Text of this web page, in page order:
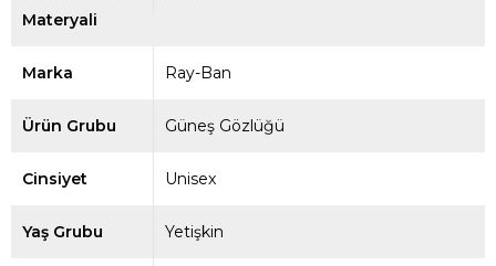
Materyali
Marka Ray-Ban
Ürün Grubu Güneş Gözlüğü
Cinsiyet Unisex
Yaş Grubu Yetişkin